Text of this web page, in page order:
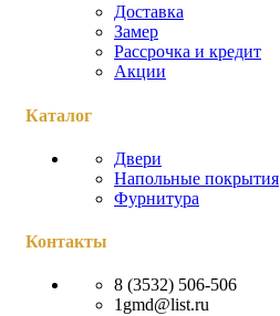
Доставка
Замер
Рассрочка и кредит
Акции
Каталог
Двери
Напольные покрытия
Фурнитура
Контакты
8 (3532) 506-506
1gmd@list.ru